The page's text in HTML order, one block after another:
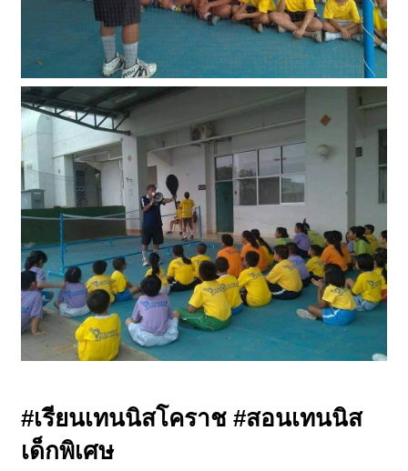
#เรียนเทนนิสโคราช #สอนเทนนิส
เด็กพิเศษ